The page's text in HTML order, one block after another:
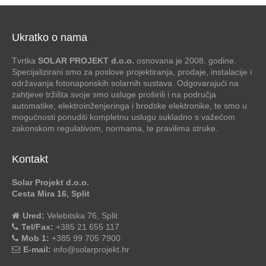
Ukratko o nama
Tvrtka SOLAR PROJEKT d.o.o. osnovana je 2008. godine.
Specijalizirani smo za poslove projektiranja, prodaje, instalacije i
održavanja fotonaponskih solarnih sustava. Odgovarajući na
zahtjeve tržišta svoje smo usluge proširili i na područja
automatike, elektroinženjeringa i brodske elektronike, te smo u
mogućnosti ponuditi kompletnu uslugu sukladno s važećom
zakonskom regulativom, normama, te pravilima struke.
Kontakt
Solar Projekt d.o.o.
Cesta Mira 16, Split
Ured: Velebitska 76, Split
Tel/Fax: +385 21 655 117
Mob 1: +385 99 705 7900
E-mail: info@solarprojekt.hr